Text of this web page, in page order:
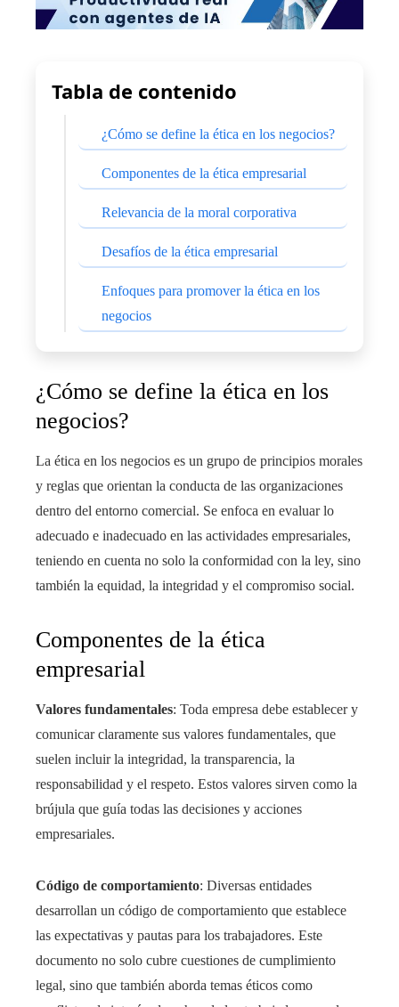
Tabla de contenido
¿Cómo se define la ética en los negocios?
Componentes de la ética empresarial
Relevancia de la moral corporativa
Desafíos de la ética empresarial
Enfoques para promover la ética en los
negocios
¿Cómo se define la ética en los
negocios?
La ética en los negocios es un grupo de principios morales
y reglas que orientan la conducta de las organizaciones
dentro del entorno comercial. Se enfoca en evaluar lo
adecuado e inadecuado en las actividades empresariales,
teniendo en cuenta no solo la conformidad con la ley, sino
también la equidad, la integridad y el compromiso social.
Componentes de la ética
empresarial
Valores fundamentales: Toda empresa debe establecer y
comunicar claramente sus valores fundamentales, que
suelen incluir la integridad, la transparencia, la
responsabilidad y el respeto. Estos valores sirven como la
brújula que guía todas las decisiones y acciones
empresariales.
Código de comportamiento: Diversas entidades
desarrollan un código de comportamiento que establece
las expectativas y pautas para los trabajadores. Este
documento no solo cubre cuestiones de cumplimiento
legal, sino que también aborda temas éticos como